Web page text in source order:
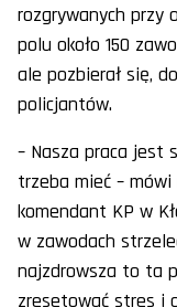
rozgrywanych przy
polu około 150
ale pozbierał się,
policjantów.
– Nasza praca jest
trzeba mieć – mówi
komendant KP w
w zawodach
najzdrowsza to ta
zresetować stres i